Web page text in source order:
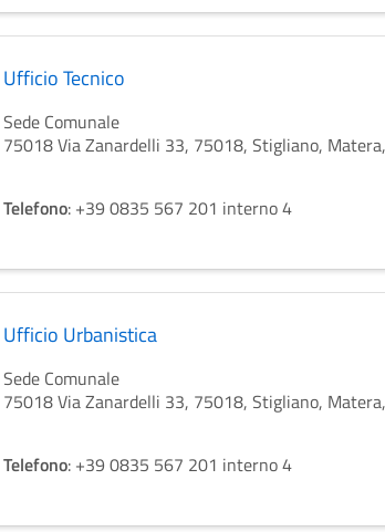
Ufficio Tecnico
Sede Comunale
75018 Via Zanardelli 33, 75018, Stigliano,
Telefono: +39 0835 567 201 interno 4
Ufficio Urbanistica
Sede Comunale
75018 Via Zanardelli 33, 75018, Stigliano,
Telefono: +39 0835 567 201 interno 4